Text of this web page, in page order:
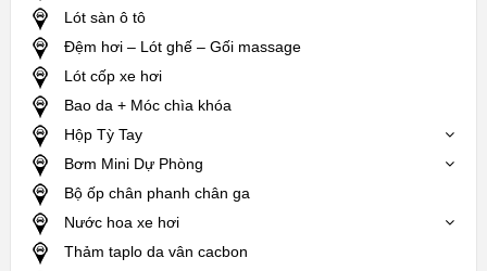
Lót sàn ô tô
Đệm hơi – Lót ghế – Gối massage
Lót cốp xe hơi
Bao da + Móc chìa khóa
Hộp Tỳ Tay
Bơm Mini Dự Phòng
Bộ ốp chân phanh chân ga
Nước hoa xe hơi
Thảm taplo da vân cacbon